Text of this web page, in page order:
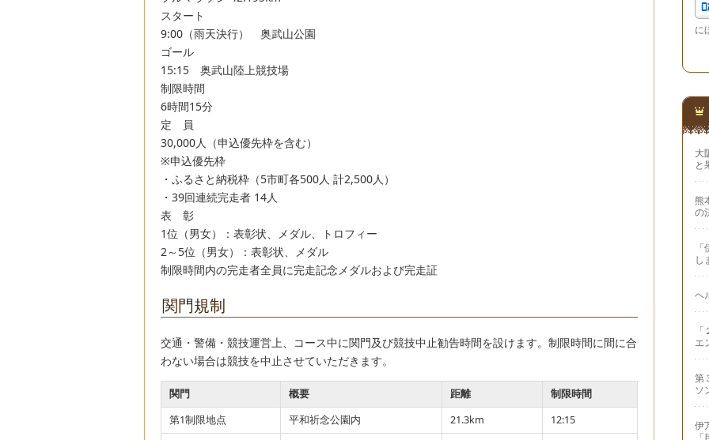
スタート
9:00（雨天決行） 奥武山公園
ゴール
15:15 奥武山陸上競技場
制限時間
6時間15分
定 員
30,000人（申込優先枠を含む）
※申込優先枠
・ふるさと納税枠（5市町各500人 計2,500人）
・39回連続完走者 14人
表 彰
1位（男女）：表彰状、メダル、トロフィー
2～5位（男女）：表彰状、メダル
制限時間内の完走者全員に完走記念メダルおよび完走証
関門規制
交通・警備・競技運営上、コース中に関門及び競技中止勧告時間を設けます。制限時間に間に合
わない場合は競技を中止させていただきます。
関門 概要 距離
制限時間
第1制限地点
平和祈念公園内 21.3km
12:15
に
大
と
熊
の
し
ヘ
エ
第
ソ
伊